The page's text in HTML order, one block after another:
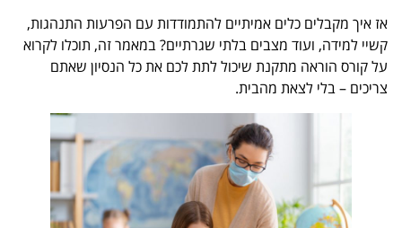
אז איך מקבלים כלים אמיתיים להתמודדות עם הפרעות התנהגות,
קשיי למידה, ועוד מצבים בלתי שגרתיים? במאמר זה, תוכלו לקרוא
על קורס הוראה מתקנת שיכול לתת לכם את כל הנסיון שאתם
צריכים – בלי לצאת מהבית.